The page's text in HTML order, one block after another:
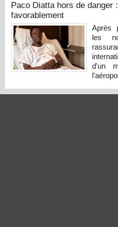
Paco Diatta hors de danger
favorablement
Après
les
d'un